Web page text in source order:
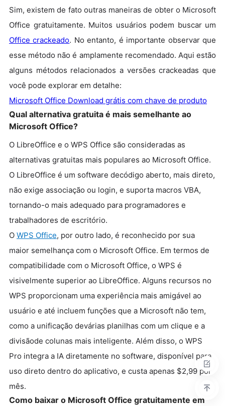
Sim, existem de fato outras maneiras de obter o Microsoft
Office gratuitamente. Muitos usuários podem buscar um
Office crackeado. No entanto, é importante observar que
esse método não é amplamente recomendado. Aqui estão
alguns métodos relacionados a versões crackeadas que
você pode explorar em detalhe:
Microsoft Office Download grátis com chave de produto
Qual alternativa gratuita é mais semelhante ao
Microsoft Office?
O LibreOffice e o WPS Office são consideradas as
alternativas gratuitas mais populares ao Microsoft Office.
O LibreOffice é um software decódigo aberto, mais direto,
não exige associação ou login, e suporta macros VBA,
tornando-o mais adequado para programadores e
trabalhadores de escritório.
O WPS Office, por outro lado, é reconhecido por sua
maior semelhança com o Microsoft Office. Em termos de
compatibilidade com o Microsoft Office, o WPS é
visivelmente superior ao LibreOffice. Alguns recursos no
WPS proporcionam uma experiência mais amigável ao
usuário e até incluem funções que a Microsoft não tem,
como a unificação devárias planilhas com um clique e a
divisãode colunas mais inteligente. Além disso, o WPS
Pro integra a IA diretamente no software, disponível para
uso direto dentro do aplicativo, e custa apenas $2,99 por
mês.
Como baixar o Microsoft Office gratuitamente em